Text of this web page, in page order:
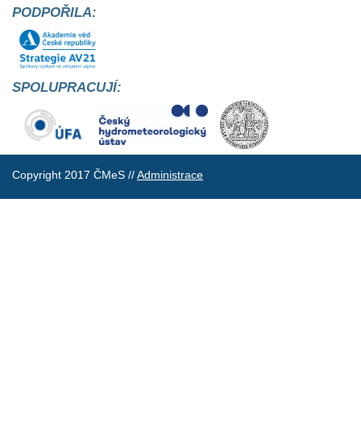
PODPOŘILA:
SPOLUPRACUJÍ:
Copyright 2017 ČMeS //Administrace